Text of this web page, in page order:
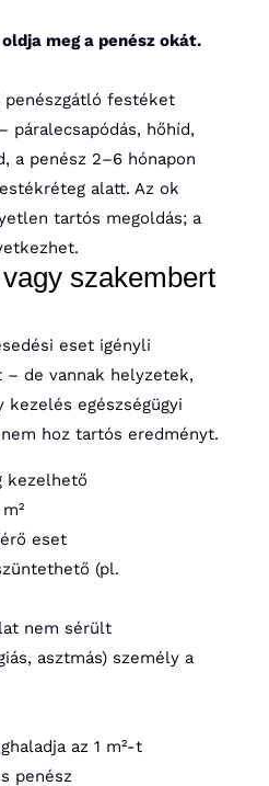
meg a penész okát.
penészgátló festéket
páralecsapódás, hőhíd,
a penész 2–6 hónapon
alatt. Az ok
tartós megoldás; a
szakembert
eset igényli
– de vannak helyzetek,
kezelés egészségügyi
hoz tartós eredményt.
kezelhető
eset
(pl.
nem sérült
asztmás) személy a
az 1 m²-t
penész